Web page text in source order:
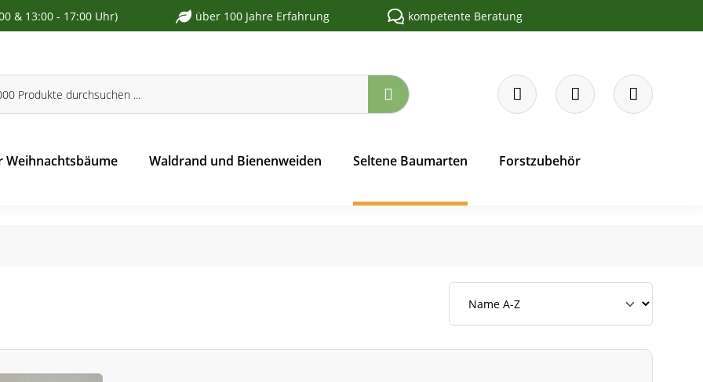
& 13:00 - 17:00 Uhr) über 100 Jahre Erfahrung kompetente Beratung
Weihnachtsbäume Waldrand und Bienenweiden Seltene Baumarten Forstzubehör